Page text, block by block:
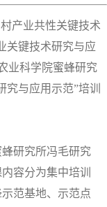
产业共性关键技术
关键技术研究与应
业科学院蜜蜂研究
与应用示范”培训
研究所冯毛研究
容分为集中培训
范基地、示范点